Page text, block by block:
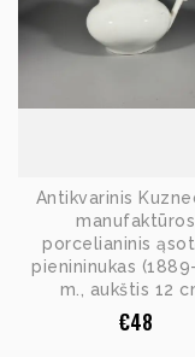
Antikvarinis
manufaktūros
porcelianinis
pienininukas
m., aukštis 12
€48